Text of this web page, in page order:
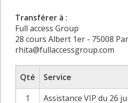
Transférer à :
Full access Group
28 cours Albert 1er - 75008
rhita@fullaccessgroup.com
Qté
Service
1
Assistance VIP du 26